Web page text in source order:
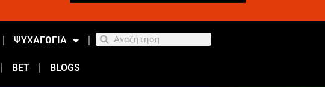
ΨΥΧΑΓΩΓΙΑ
BET BLOGS